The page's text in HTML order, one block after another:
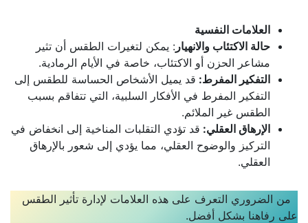
العلامات النفسية
حالة الاكتئاب والانهيار : يمكن لتغيرات الطقس أن تثير
مشاعر الحزن أو الاكتئاب، خاصة في الأيام الرمادية.
التفكير المفرط: قد يميل الأشخاص الحساسة للطقس إلى
التفكير المفرط في الأفكار السلبية، التي تتفاقم بسبب
الطقس غير الملائم.
الإرهاق العقلي: قد تؤدي التقلبات المناخية إلى انخفاض في
التركيز والوضوح العقلي، مما يؤدي إلى شعور بالإرهاق
العقلي.
من الضروري التعرف على هذه العلامات لإدارة تأثير الطقس
على رفاهنا بشكل أفضل.